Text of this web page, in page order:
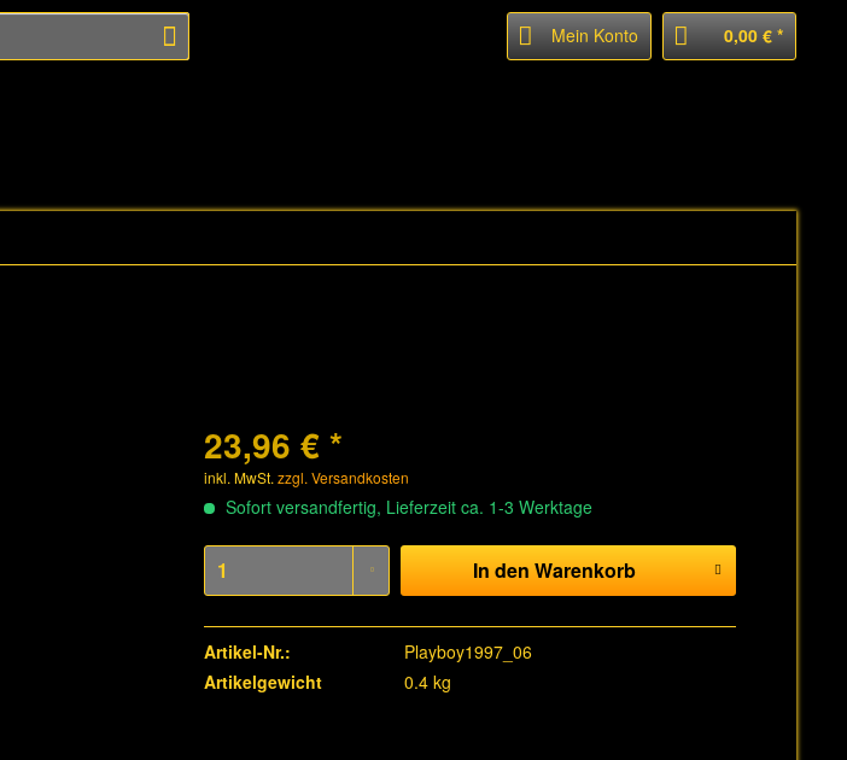
Mein Konto 0,00 € *
23,96 € *
inkl. MwSt.zzgl. Versandkosten
Sofort versandfertig, Lieferzeit ca. 1-3 Werktage
In den Warenkorb
Artikel-Nr.:
Playboy1997_06
Artikelgewicht
0.4 kg